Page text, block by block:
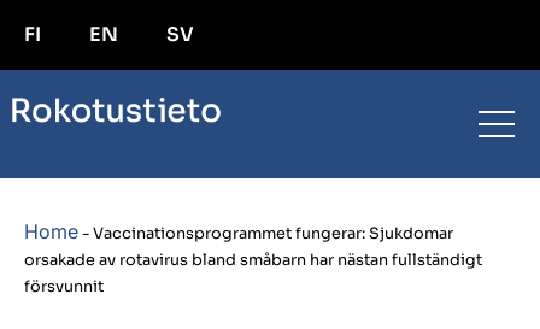
FI EN SV
Home-Vaccinationsprogrammet fungerar: Sjukdomar
orsakade av rotavirus bland småbarn har nästan fullständigt
försvunnit